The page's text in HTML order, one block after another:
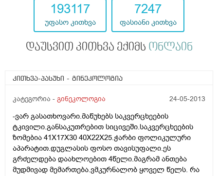
193117
უფასო კითხვა
7247
ფასიანი კითხვა
დაუსვით კითხვა ექიმს ონლაინ
კითხვა-პასუხი - გინეკოლოგია
კატეგორია - გინეკოლოგია 24-05-2013
-ვარ გასათხოვარი.მაწუხებს საკვერცხეების
ტკივილი.განსაკუთრებით სიცივეში.საკვერცხეების
ზომებია 41X17X30 40X22X25.ჭარბი ფოლიკულური
აპარატით.დუგლასის ფოსო თავისუფალი.ეს
გრძელდება დაახლოებით 4წელი.მაგრამ ანთება
მუდმივად მემართება.ვმკურნალობ ყოველ წელს. რა